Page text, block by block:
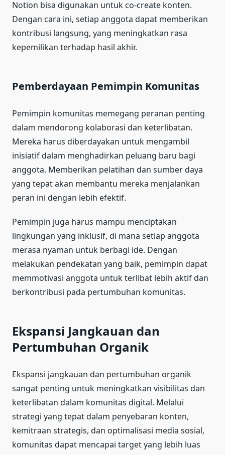
Notion bisa digunakan untuk co-create konten.
Dengan cara ini, setiap anggota dapat memberikan
kontribusi langsung, yang meningkatkan rasa
kepemilikan terhadap hasil akhir.
Pemberdayaan Pemimpin Komunitas
Pemimpin komunitas memegang peranan penting
dalam mendorong kolaborasi dan keterlibatan.
Mereka harus diberdayakan untuk mengambil
inisiatif dalam menghadirkan peluang baru bagi
anggota. Memberikan pelatihan dan sumber daya
yang tepat akan membantu mereka menjalankan
peran ini dengan lebih efektif.
Pemimpin juga harus mampu menciptakan
lingkungan yang inklusif, di mana setiap anggota
merasa nyaman untuk berbagi ide. Dengan
melakukan pendekatan yang baik, pemimpin dapat
memmotivasi anggota untuk terlibat lebih aktif dan
berkontribusi pada pertumbuhan komunitas.
Ekspansi Jangkauan dan
Pertumbuhan Organik
Ekspansi jangkauan dan pertumbuhan organik
sangat penting untuk meningkatkan visibilitas dan
keterlibatan dalam komunitas digital. Melalui
strategi yang tepat dalam penyebaran konten,
kemitraan strategis, dan optimalisasi media sosial,
komunitas dapat mencapai target yang lebih luas